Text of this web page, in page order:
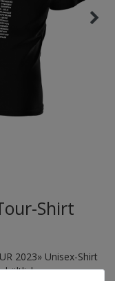
Shirt
2023» Unisex-Shirt